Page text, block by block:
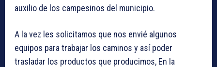
auxilio de los campesinos del municipio.
A la vez les solicitamos que nos envié algunos
equipos para trabajar los caminos y así poder
trasladar los productos que producimos, En la